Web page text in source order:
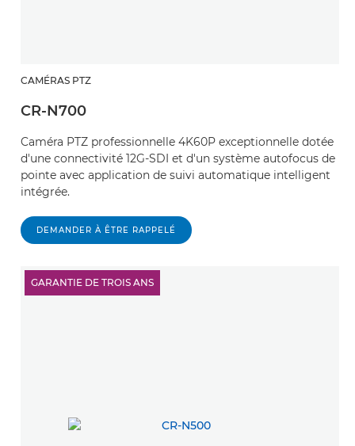
CAMÉRAS PTZ
CR-N700
Caméra PTZ professionnelle 4K60P exceptionnelle dotée
d'une connectivité 12G-SDI et d'un système autofocus de
pointe avec application de suivi automatique intelligent
intégrée.
DEMANDER À ÊTRE RAPPELÉ
GARANTIE DE TROIS ANS